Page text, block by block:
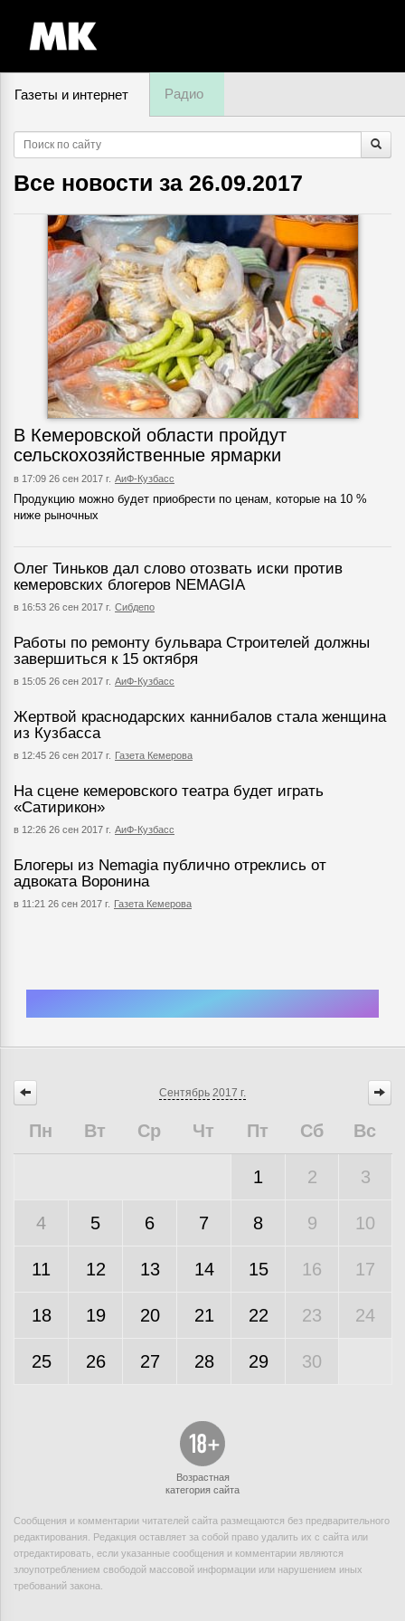
Газеты и интернет Радио
Все новости за 26.09.2017
В Кемеровской области пройдут
сельскохозяйственные ярмарки
в 17:09 26 сен 2017 г. АиФ-Кузбасс
Продукцию можно будет приобрести по ценам, которые на 10 %
ниже рыночных
Олег Тиньков дал слово отозвать иски против
кемеровских блогеров NEMAGIA
в 16:53 26 сен 2017 г. Сибдепо
Работы по ремонту бульвара Строителей должны
завершиться к 15 октября
в 15:05 26 сен 2017 г. АиФ-Кузбасс
Жертвой краснодарских каннибалов стала женщина
из Кузбасса
в 12:45 26 сен 2017 г. Газета Кемерова
На сцене кемеровского театра будет играть
«Сатирикон»
в 12:26 26 сен 2017 г. АиФ-Кузбасс
Блогеры из Nemagia публично отреклись от
адвоката Воронина
в 11:21 26 сен 2017 г. Газета Кемерова
Сентябрь 2017 г.
Пн Вт Ср Чт Пт Сб Вс
1 2 3
4 5 6 7 8 9 10
11 12 13 14 15 16 17
18 19 20 21 22 23 24
25 26 27 28 29 30
Возрастная
категория сайта
Сообщения и комментарии читателей сайта размещаются без предварительного
редактирования. Редакция оставляет за собой право удалить их с сайта или
отредактировать, если указанные сообщения и комментарии являются
злоупотреблением свободой массовой информации или нарушением иных
требований закона.